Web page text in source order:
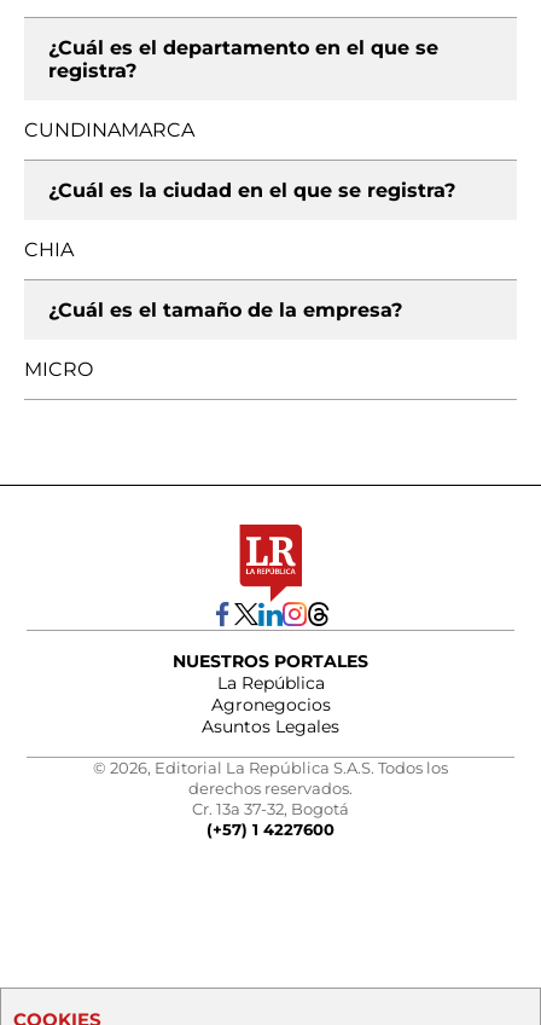
¿Cuál es el departamento en el que se
registra?
CUNDINAMARCA
¿Cuál es la ciudad en el que se registra?
CHIA
¿Cuál es el tamaño de la empresa?
MICRO
NUESTROS PORTALES
La República
Agronegocios
Asuntos Legales
© 2026, Editorial La República S.A.S. Todos los
derechos reservados.
Cr. 13a 37-32, Bogotá
(+57) 1 4227600
COOKIES